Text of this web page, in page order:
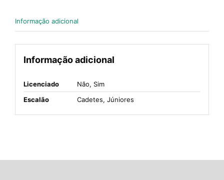
Informação adicional
Informação adicional
Licenciado
Não, Sim
Escalão
Cadetes, Júniores